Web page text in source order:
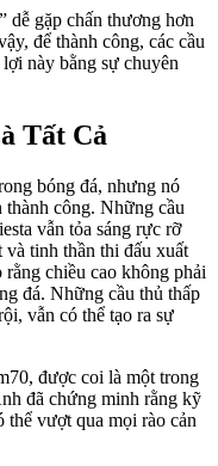
dễ gặp chấn thương hơn
để thành công, các cầu
này bằng sự chuyên
Tất Cả
bóng đá, nhưng nó
công. Những cầu
vẫn tỏa sáng rực rỡ
tinh thần thi đấu xuất
chiều cao không phải
đá. Những cầu thủ thấp
vẫn có thể tạo ra sự
được coi là một trong
đã chứng minh rằng kỹ
thể vượt qua mọi rào cản